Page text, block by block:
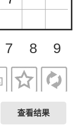
7 8 9
查看结果